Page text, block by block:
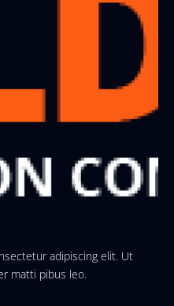
adipiscing elit. Ut
matti pibus leo.